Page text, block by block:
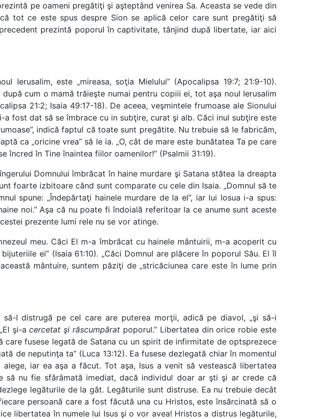
pe oameni pregătiţi şi aşteptând venirea Sa. Aceasta se vede din
tot ce este spus despre Sion se aplică celor care sunt pregătiţi să
prezintă poporul în captivitate, tânjind după libertate, iar aici
Ierusalim, este „mireasa, soţia Mielului” (Apocalipsa 19:7; 21:9-10).
cum o mamă trăieşte numai pentru copiii ei, tot aşa noul Ierusalim
21:2; Isaia 49:17-18). De aceea, veşmintele frumoase ale Sionului
fost dat să se îmbrace cu in subţire, curat şi alb. Căci inul subţire este
indică faptul că toate sunt pregătite. Nu trebuie să le fabricăm,
ca „oricine vrea” să le ia. „O, cât de mare este bunătatea Ta pe care
în Tine înaintea fiilor oamenilor!” (Psalmii 31:19).
Domnului îmbrăcat în haine murdare şi Satana stătea la dreapta
foarte izbitoare când sunt comparate cu cele din Isaia. „Domnul să te
spune: „Îndepărtaţi hainele murdare de la el”, iar lui Iosua i-a spus:
noi.” Aşa că nu poate fi îndoială referitoar la ce anume sunt aceste
prezente lumi rele nu se vor atinge.
meu. Căci El m-a îmbrăcat cu hainele mântuirii, m-a acoperit cu
ei” (Isaia 61:10). „Căci Domnul are plăcere în poporul Său. El îl
mântuire, suntem păziţi de „stricăciunea care este în lume prin
l distrugă pe cel care are puterea morţii, adică pe diavol, „şi să-i
şi-acercetat şi răscumpărat poporul.” Libertatea din orice robie este
fusese legată de Satana cu un spirit de infirmitate de optsprezece
de neputinţa ta” (Luca 13:12). Ea fusese dezlegată chiar în momentul
iar ea aşa a făcut. Tot aşa, Isus a venit să vestească libertatea
nu fie sfărâmată imediat, dacă individul doar ar şti şi ar crede că
legăturile de la gât. Legăturile sunt distruse. Ea nu trebuie decât
persoană care a fost făcută una cu Hristos, este însărcinată să o
libertatea în numele lui Isus şi o vor avea! Hristos a distrus legăturile,